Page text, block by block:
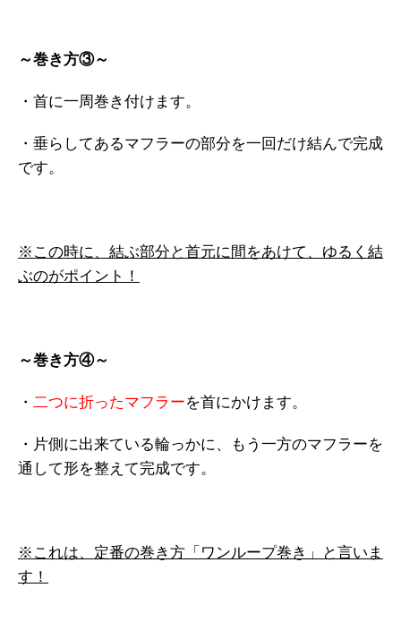
～巻き方③～
・首に一周巻き付けます。
・垂らしてあるマフラーの部分を一回だけ結んで完成
です。
※この時に、結ぶ部分と首元に間をあけて、ゆるく結
ぶのがポイント！
～巻き方④～
・ 二つに折ったマフラーを首にかけます。
・片側に出来ている輪っかに、もう一方のマフラーを
通して形を整えて完成です。
※これは、定番の巻き方「ワンループ巻き」と言いま
す！